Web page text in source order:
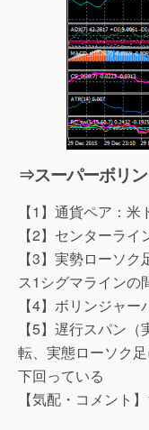
⇒スーパーボリ
【1】通貨ペア：米
【2】センターラ
【3】実勢ローソ
ス1シグマラインの
【4】ボリンジャ
【5】遅行スパン
転、実態ローソク
下回っている
【気配・コメント